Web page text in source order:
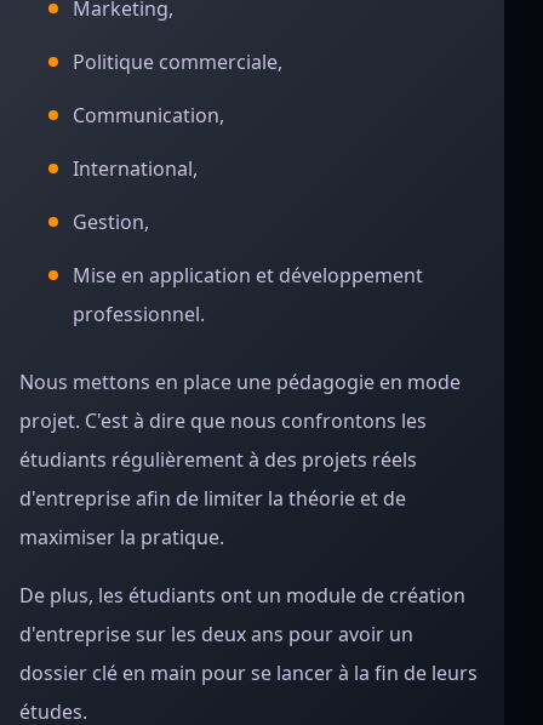
Marketing,
Politique commerciale,
Communication,
International,
Gestion,
Mise en application et développement
professionnel.
Nous mettons en place une pédagogie en mode
projet. C'est à dire que nous confrontons les
étudiants régulièrement à des projets réels
d'entreprise afin de limiter la théorie et de
maximiser la pratique.
De plus, les étudiants ont un module de création
d'entreprise sur les deux ans pour avoir un
dossier clé en main pour se lancer à la fin de leurs
études.